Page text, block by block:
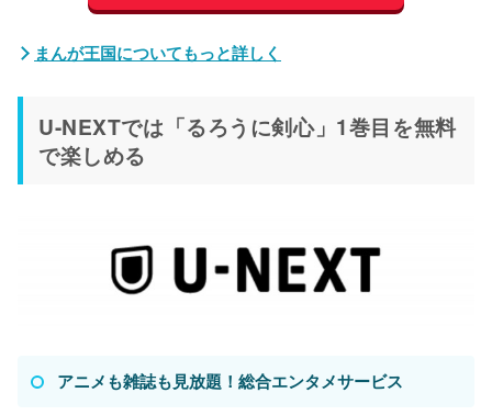
まんが王国についてもっと詳しく
U-NEXTでは「るろうに剣心」1巻目を無料
で楽しめる
アニメも雑誌も見放題！総合エンタメサービス